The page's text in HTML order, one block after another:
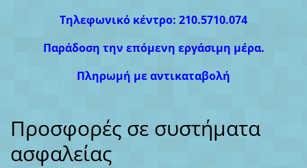
Τηλεφωνικό κέντρο: 210.5710.074
Παράδοση την επόμενη εργάσιμη μέρα.
Πληρωμή με αντικαταβολή
Προσφορές σε συστήματα
ασφαλείας